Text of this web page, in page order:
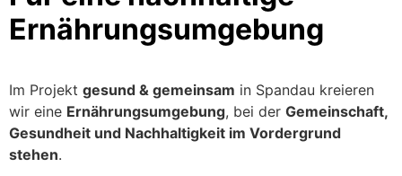
Ernährungsumgebung
Im Projekt gesund & gemeinsam in Spandau kreieren
wir eine Ernährungsumgebung, bei der Gemeinschaft,
Gesundheit und Nachhaltigkeit im Vordergrund
stehen.